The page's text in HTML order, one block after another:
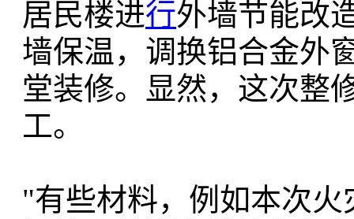
居民楼进行外墙节能改
墙保温，调换铝合金外
堂装修。显然，这次整
工。
"有些材料，例如本次